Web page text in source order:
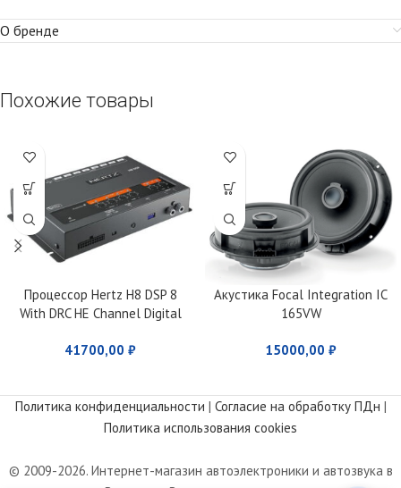
О бренде
Похожие товары
Процессор Hertz H8 DSP 8
With DRC HE Channel Digital
41700,00 ₽
Акустика Focal Integration IC
165VW
15000,00 ₽
Политика конфиденциальности | Согласие на обработку ПДн |
Политика использования cookies
© 2009-2026. Интернет-магазин автоэлектроники и автозвука в